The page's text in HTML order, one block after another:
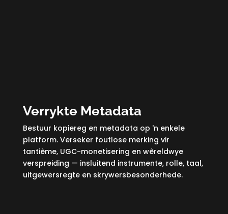
Verrykte Metadata
Bestuur kopiereg en metadata op 'n enkele
platform. Verseker foutlose merking vir
tantième, UGC-monetisering en wêreldwye
verspreiding — insluitend instrumente, rolle, taal,
uitgewersregte en skrywersbesonderhede.